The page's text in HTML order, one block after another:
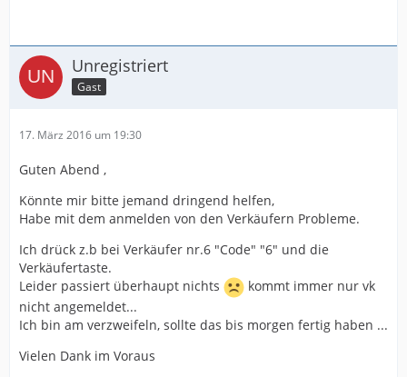
Unregistriert
Gast
17. März 2016 um 19:30
Guten Abend ,
Könnte mir bitte jemand dringend helfen,
Habe mit dem anmelden von den Verkäufern Probleme.
Ich drück z.b bei Verkäufer nr.6 "Code" "6" und die
Verkäufertaste.
Leider passiert überhaupt nichts
kommt immer nur vk
nicht angemeldet...
Ich bin am verzweifeln, sollte das bis morgen fertig haben ...
Vielen Dank im Voraus